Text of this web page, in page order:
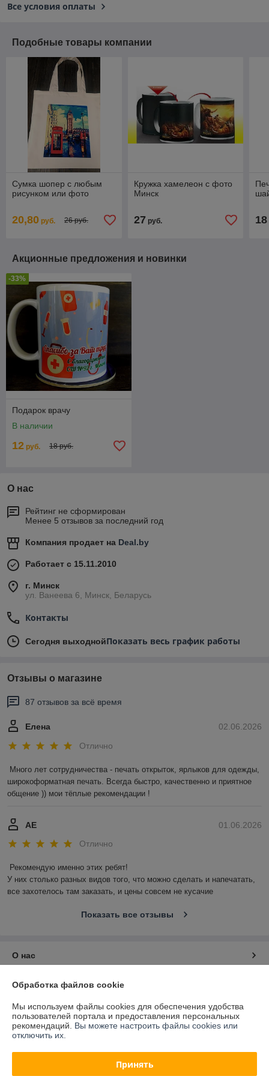
Все условия оплаты
Подобные товары компании
Сумка шопер с любым
рисунком или фото
20,80 руб. 26 руб.
Кружка хамелеон с фото
Минск
27 руб. 18
Акционные предложения и новинки
-33%
Подарок врачу
В наличии
12 руб. 18 руб.
О нас
Рейтинг не сформирован
Менее 5 отзывов за последний год
Компания продает на Deal.by
Работает с 15.11.2010
г. Минск
ул. Ванеева 6, Минск, Беларусь
Контакты
Сегодня выходнойПоказать весь график работы
Отзывы о магазине
87 отзывов за всё время
02.06.2026
Елена
Отлично
Много лет сотрудничества - печать открыток, ярлыков для одежды,
широкоформатная печать. Всегда быстро, качественно и приятное
общение )) мои тёплые рекомендации !
01.06.2026
АЕ
Отлично
Рекомендую именно этих ребят!
У них столько разных видов того, что можно сделать и напечатать,
все захотелось там заказать, и цены совсем не кусачие
Показать все отзывы
О нас
Контакты
Доставка и оплата
График работы
Обработка файлов cookie
Мы используем файлы cookies для обеспечения удобства
пользователей портала и предоставления персональных
рекомендаций. Вы можете настроить файлы cookies или
отключить их.
Принять